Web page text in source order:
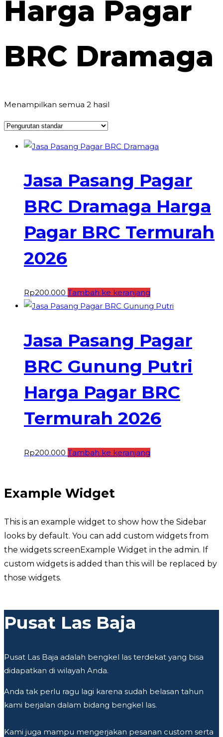
Harga Pagar
BRC Dramaga
Menampilkan semua 2 hasil
Jasa Pasang Pagar
BRC Dramaga Harga
Pagar BRC Termurah
2026
Rp200.000 Tambah ke keranjang
Jasa Pasang Pagar
BRC Gunung Putri
Harga Pagar BRC
Termurah 2026
Rp200.000 Tambah ke keranjang
Example Widget
This is an example widget to show how the Sidebar
looks by default. You can add custom widgets from
the widgets screenExample Widget in the admin. If
custom widgets is added than this will be replaced by
those widgets.
Pusat Las Baja
Pusat Las Baja adalah bengkel las terdekat yang bisa
didapatkan di wilayah Anda.
Anda tak perlu ragu lagi karena sudah belasan tahun
kami berjalan dalam bidang bengkel las.
Kami juga mampu mengerjakan pesanan custom serta